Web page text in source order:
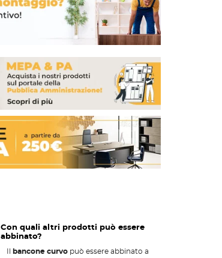
Con quali altri prodotti può essere
abbinato?
bancone curvopuò essere abbinato a